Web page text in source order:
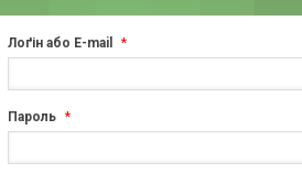
Лоґін або E-mail *
Пароль *